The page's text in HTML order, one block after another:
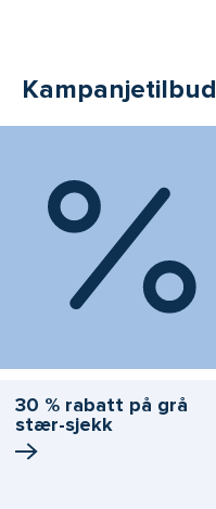
Kampanjetilbud
30 % rabatt på grå
stær-sjekk